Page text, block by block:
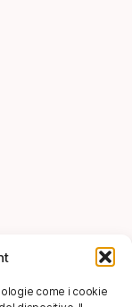
come i cookie